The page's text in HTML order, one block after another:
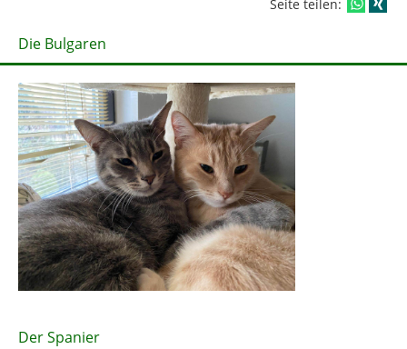
Seite teilen:
Die Bulgaren
Der Spanier